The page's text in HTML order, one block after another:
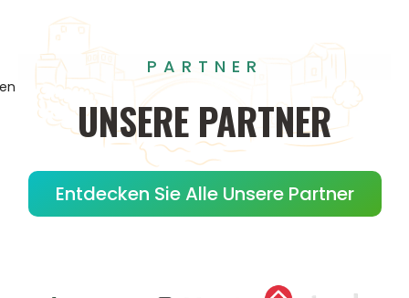
PARTNER
UNSERE PARTNER
Entdecken Sie Alle Unsere Partner